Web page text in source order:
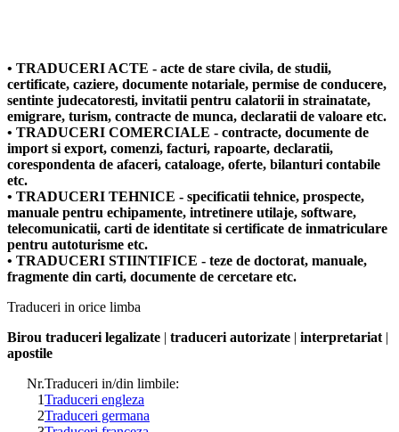
• TRADUCERI ACTE - acte de stare civila, de studii,
certificate, caziere, documente notariale, permise de conducere,
sentinte judecatoresti, invitatii pentru calatorii in strainatate,
emigrare, turism, contracte de munca, declaratii de valoare etc.
• TRADUCERI COMERCIALE - contracte, documente de
import si export, comenzi, facturi, rapoarte, declaratii,
corespondenta de afaceri, cataloage, oferte, bilanturi contabile
etc.
• TRADUCERI TEHNICE - specificatii tehnice, prospecte,
manuale pentru echipamente, intretinere utilaje, software,
telecomunicatii, carti de identitate si certificate de inmatriculare
pentru autoturisme etc.
• TRADUCERI STIINTIFICE - teze de doctorat, manuale,
fragmente din carti, documente de cercetare etc.
Traduceri in orice limba
Birou traduceri legalizate | traduceri autorizate | interpretariat |
apostile
Nr.Traduceri in/din limbile:
1Traduceri engleza
2Traduceri germana